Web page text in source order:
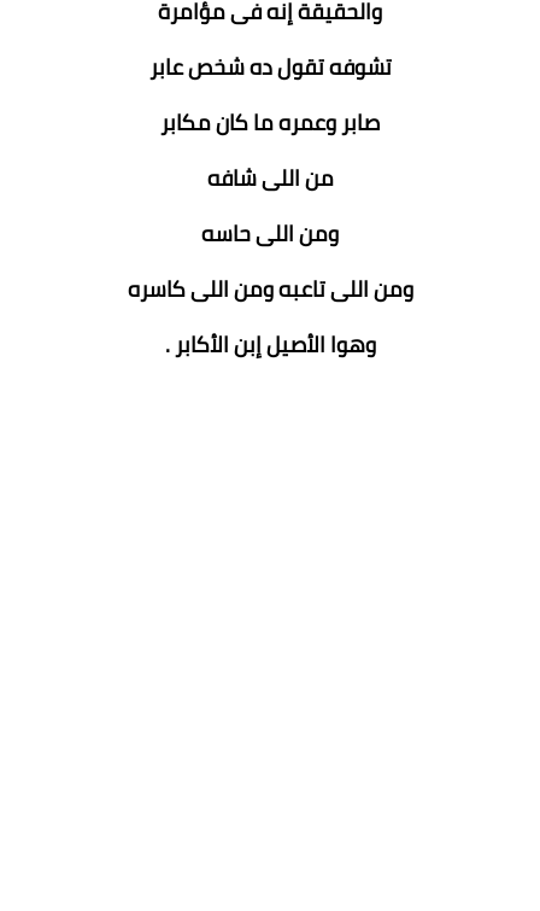
والحقيقة إنه فى مؤامرة
تشوفه تقول ده شخص عابر
صابر وعمره ما كان مكابر
من اللى شافه
ومن اللى حاسه
ومن اللى تاعبه ومن اللى كاسره
وهوا الأصيل إبن الأكابر .